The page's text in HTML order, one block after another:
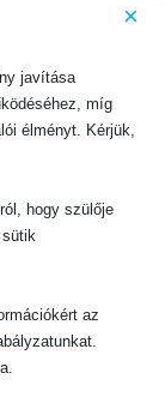
×
javítása
míg
élményt. Kérjük,
hogy szülője
sütik
az